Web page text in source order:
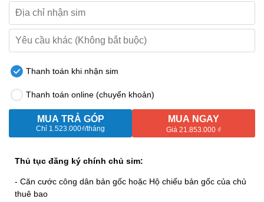
Thanh toán khi nhận sim
Thanh toán online (chuyển khoản)
MUA TRẢ GÓP
Chỉ 1.523.000₫/tháng
MUA NGAY
Giá 21.853.000 ₫
Thủ tục đăng ký chính chủ sim:
- Căn cước công dân bản gốc hoặc Hộ chiếu bản gốc của chủ
thuê bao